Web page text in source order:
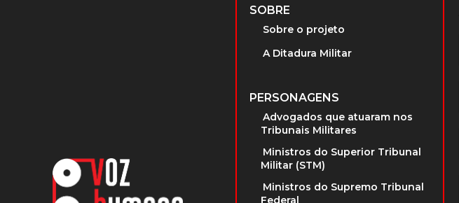
SOBRE
Sobre o projeto
A Ditadura Militar
PERSONAGENS
Advogados que atuaram nos
Tribunais Militares
Ministros do Superior Tribunal
Militar (STM)
Ministros do Supremo Tribunal
Federal